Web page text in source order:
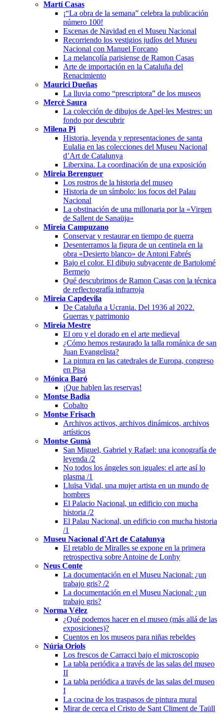
Martí Casas
¡“La obra de la semana” celebra la publicación
número 100!
Escenas de Navidad en el Museu Nacional
Recorriendo los vestigios judíos del Museu
Nacional con Manuel Forcano
La melancolía parisiense de Ramon Casas
Arte de importación en la Cataluña del
Renacimiento
Maurici Dueñas
La lluvia como “prescriptora” de los museos
Mercè Saura
La colección de dibujos de Apel·les Mestres: un
fondo por descubrir
Milena Pi
Historia, leyenda y representaciones de santa
Eulalia en las colecciones del Museu Nacional
d’Art de Catalunya
Liberxina. La coordinación de una exposición
Mireia Berenguer
Los rostros de la historia del museo
Historia de un símbolo: los focos del Palau
Nacional
La obstinación de una millonaria por la «Virgen
de Sallent de Sanaüja»
Mireia Campuzano
Conservar y restaurar en tiempo de guerra
Desenterramos la figura de un centinela en la
obra «Desierto blanco» de Antoni Fabrés
Bajo el color. El dibujo subyacente de Bartolomé
Bermejo
Qué descubrimos de Ramon Casas con la técnica
de reflectografía infrarroja
Mireia Capdevila
De Cataluña a Ucrania. Del 1936 al 2022.
Guerras y patrimonio
Mireia Mestre
El oro y el dorado en el arte medieval
¿Cómo hemos restaurado la talla románica de san
Juan Evangelista?
La pintura en las catedrales de Europa, congreso
en Pisa
Mónica Baró
¡Que hablen las reservas!
Montse Badia
Cobalto
Montse Frisach
Archivos activos, archivos dinámicos, archivos
artísticos
Montse Gumà
San Miguel, Gabriel y Rafael: una iconografía de
leyenda /2
No todos los ángeles son iguales: el arte así lo
plasma /1
Lluïsa Vidal, una mujer artista en un mundo de
hombres
El Palacio Nacional, un edificio con mucha
historia /2
El Palau Nacional, un edificio con mucha historia
/1
Museu Nacional d'Art de Catalunya
El retablo de Miralles se expone en la primera
retrospectiva sobre Antoine de Lonhy
Neus Conte
La documentación en el Museu Nacional: ¿un
trabajo gris? /2
La documentación en el Museu Nacional: ¿un
trabajo gris?
Norma Vélez
¿Qué podemos hacer en el museo (más allá de las
exposiciones)?
Cuentos en los museos para niñas rebeldes
Núria Oriols
Los frescos de Carracci bajo el microscopio
La tabla periódica a través de las salas del museo
II
La tabla periódica a través de las salas del museo
I
La cocina de los traspasos de pintura mural
Mirar de cerca el Cristo de Sant Climent de Taüll